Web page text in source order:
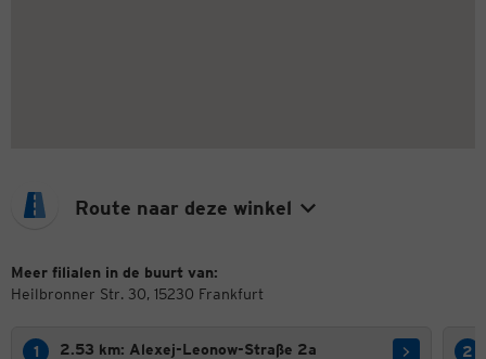
Route naar deze winkel
Meer filialen in de buurt van:
Heilbronner Str. 30, 15230 Frankfurt
2.53 km: Alexej-Leonow-Straße 2a